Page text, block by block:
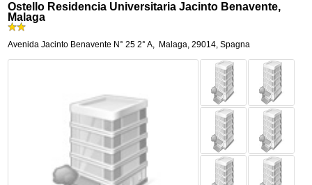
Ostello Residencia Universitaria Jacinto Benavente,
Malaga
Avenida Jacinto Benavente N° 25 2° A, Malaga,29014, Spagna